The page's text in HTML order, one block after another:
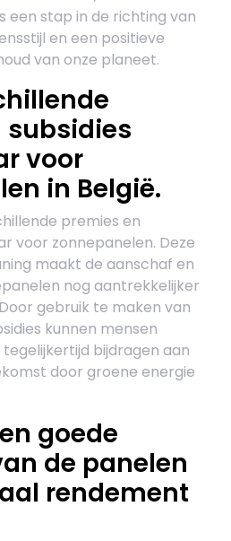
een stap in de richting van
en een positieve
van onze planeet.
subsidies
voor
in België.
premies en
voor zonnepanelen. Deze
maakt de aanschaf en
nog aantrekkelijker
gebruik te maken van
kunnen mensen
bijdragen aan
door groene energie
goede
de panelen
rendement